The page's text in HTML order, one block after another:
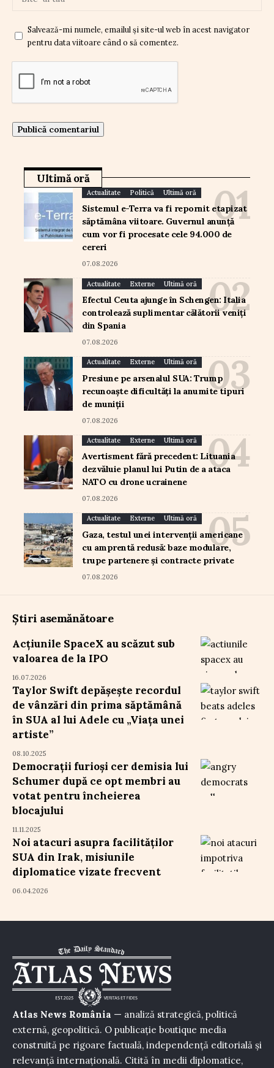
Salvează-mi numele, emailul și site-ul web în acest navigator
pentru data viitoare când o să comentez.
Ultimă oră
Actualitate Politică Ultimă oră
Sistemul e-Terra va fi repornit etapizat
săptămâna viitoare. Guvernul anunță
cum vor fi procesate cele 94.000 de
cereri
07.08.2026
Actualitate Externe Ultimă oră
Efectul Ceuta ajunge în Schengen: Italia
controlează suplimentar călătorii veniți
din Spania
07.08.2026
Actualitate Externe Ultimă oră
Presiune pe arsenalul SUA: Trump
recunoaște dificultăți la anumite tipuri
de muniții
07.08.2026
Actualitate Externe Ultimă oră
Avertisment fără precedent: Lituania
dezvăluie planul lui Putin de a ataca
NATO cu drone ucrainene
07.08.2026
Actualitate Externe Ultimă oră
Gaza, testul unei intervenții americane
cu amprentă redusă: baze modulare,
trupe partenere și contracte private
07.08.2026
Știri asemănătoare
Acțiunile SpaceX au scăzut sub
valoarea de la IPO
16.07.2026
Taylor Swift depășește recordul
de vânzări din prima săptămână
în SUA al lui Adele cu „Viața unei
artiste”
08.10.2025
Democrații furioși cer demisia lui
Schumer după ce opt membri au
votat pentru încheierea
blocajului
11.11.2025
Noi atacuri asupra facilităților
SUA din Irak, misiunile
diplomatice vizate frecvent
06.04.2026
Atlas News România — analiză strategică, politică
externă, geopolitică. O publicație boutique media
construită pe rigoare factuală, independență editorială și
relevanță internațională. Citită în medii diplomatice,